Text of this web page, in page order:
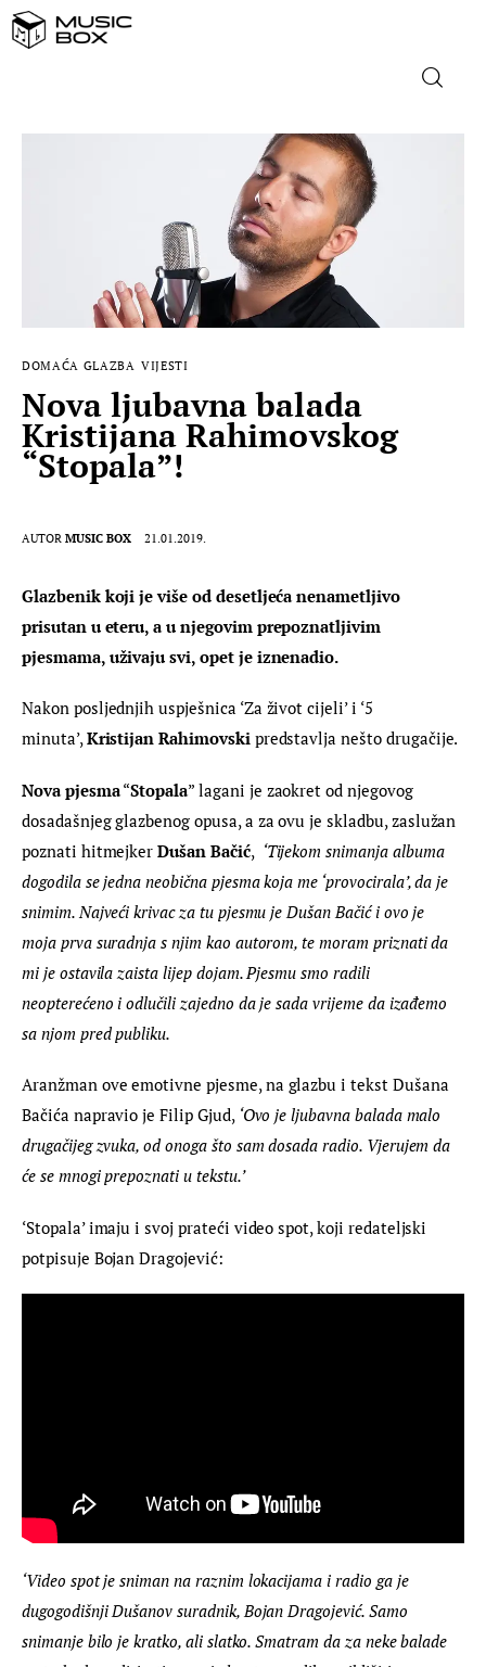
DOMAĆA GLAZBA
STRANA GLAZBA
FILM
MUSIC BOX
DOMAĆA GLAZBA VIJESTI
Nova ljubavna balada
Kristijana Rahimovskog
“Stopala”!
AUTOR MUSIC BOX 21.01.2019.
Glazbenik koji je više od desetljeća nenametljivo
prisutan u eteru, a u njegovim prepoznatljivim
pjesmama, uživaju svi, opet je iznenadio.
Nakon posljednjih uspješnica ‘Za život cijeli’ i ‘5
minuta’, Kristijan Rahimovski predstavlja nešto drugačije.
Nova pjesma “Stopala” lagani je zaokret od njegovog
dosadašnjeg glazbenog opusa, a za ovu je skladbu, zaslužan
poznati hitmejker Dušan Bačić, ‘Tijekom snimanja albuma
dogodila se jedna neobična pjesma koja me ‘provocirala’, da je
snimim. Najveći krivac za tu pjesmu je Dušan Bačić i ovo je
moja prva suradnja s njim kao autorom, te moram priznati da
mi je ostavila zaista lijep dojam. Pjesmu smo radili
neopterećeno i odlučili zajedno da je sada vrijeme da izađemo
sa njom pred publiku.
Aranžman ove emotivne pjesme, na glazbu i tekst Dušana
Bačića napravio je Filip Gjud, ‘Ovo je ljubavna balada malo
drugačijeg zvuka, od onoga što sam dosada radio. Vjerujem da
će se mnogi prepoznati u tekstu.’
‘Stopala’ imaju i svoj prateći video spot, koji redateljski
potpisuje Bojan Dragojević:
‘Video spot je sniman na raznim lokacijama i radio ga je
dugogodišnji Dušanov suradnik, Bojan Dragojević. Samo
snimanje bilo je kratko, ali slatko. Smatram da za neke balade